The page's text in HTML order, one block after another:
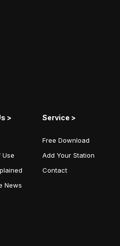
>
Use
News
Service >
Free Download
Add Your Station
Contact